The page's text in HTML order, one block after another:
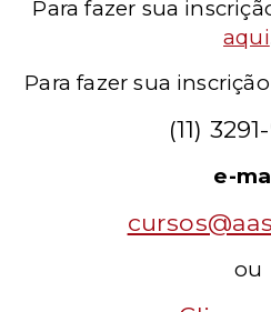
Para fazer sua
aqui
Para fazer sua
(11)
e-
ou